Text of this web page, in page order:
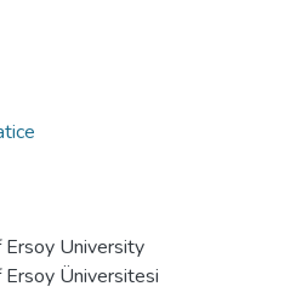
University
Üniversitesi